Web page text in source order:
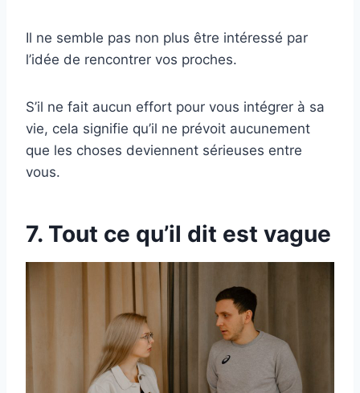
Il ne semble pas non plus être intéressé par
l’idée de rencontrer vos proches.
S’il ne fait aucun effort pour vous intégrer à sa
vie, cela signifie qu’il ne prévoit aucunement
que les choses deviennent sérieuses entre
vous.
7. Tout ce qu’il dit est vague